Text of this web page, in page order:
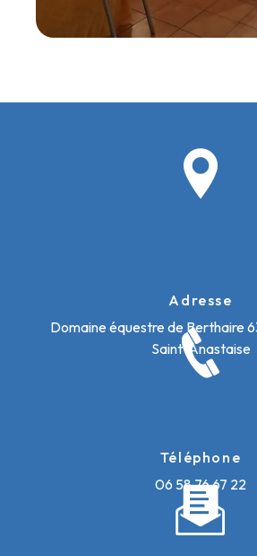
Adresse
Domaine équestre de Berthaire
Saint-Anastaise
Téléphone
06 58 76 67 22